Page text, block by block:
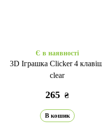
Є в наявності
3D Іграшка Clicker 4
clear
265 ₴
В кошик